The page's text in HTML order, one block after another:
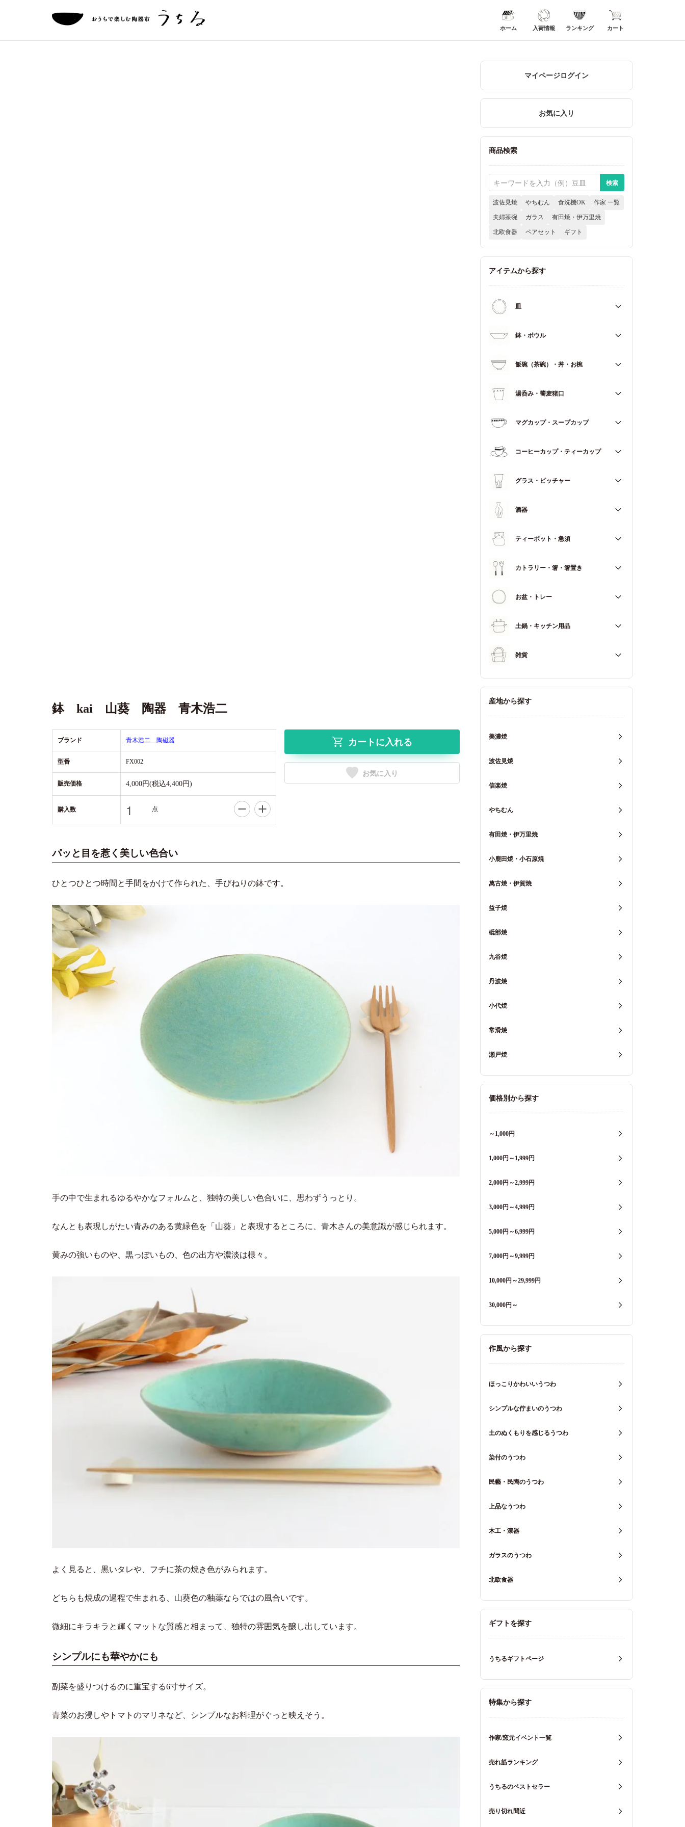
ホーム 入荷情報 ランキング カート
鉢 kai 山葵 陶器 青木浩二
ブランド 青木浩二 陶磁器
型番 FX002
販売価格 4,000円(税込4,400円)
購入数 点
カートに入れる
お気に入り
パッと目を惹く美しい色合い
ひとつひとつ時間と手間をかけて作られた、手びねりの鉢です。
手の中で生まれるゆるやかなフォルムと、独特の美しい色合いに、思わずうっとり。
なんとも表現しがたい青みのある黄緑色を「山葵」と表現するところに、青木さんの美意識が感じられます。
黄みの強いものや、黒っぽいもの、色の出方や濃淡は様々。
よく見ると、黒いタレや、フチに茶の焼き色がみられます。
どちらも焼成の過程で生まれる、山葵色の釉薬ならではの風合いです。
微細にキラキラと輝くマットな質感と相まって、独特の雰囲気を醸し出しています。
シンプルにも華やかにも
副菜を盛りつけるのに重宝する6寸サイズ。
青菜のお浸しやトマトのマリネなど、シンプルなお料理がぐっと映えそう。
マイページログイン
お気に入り
商品検索
波佐見焼 やちむん 食洗機OK 作家 一覧
夫婦茶碗 ガラス 有田焼・伊万里焼
北欧食器 ペアセット ギフト
アイテムから探す
皿
すべて
取皿・中皿（15～20cm）
鉢・ボウル
すべて
中鉢（13～17cm）
飯碗（茶碗）・丼・お椀
すべて
丼（どんぶり）
湯呑み・蕎麦猪口
蕎麦猪口（そばちょこ）
マグカップ・スープカップ
スープカップ
コーヒーカップ・ティーカップ
グラス・ピッチャー
すべて
酒器
お猪口（おちょこ）
ティーポット・急須
カトラリー・箸・箸置き
すべて
箸
お盆・トレー
すべて
土鍋・キッチン用品
すべて
キッチン用品
重箱・弁当箱
雑貨
すべて
産地から探す
美濃焼
波佐見焼
信楽焼
やちむん
有田焼・伊万里焼
小鹿田焼・小石原焼
萬古焼・伊賀焼
益子焼
砥部焼
九谷焼
丹波焼
小代焼
常滑焼
瀬戸焼
価格別から探す
～1,000円
1,000円～1,999円
2,000円～2,999円
3,000円～4,999円
5,000円～6,999円
7,000円～9,999円
10,000円～29,999円
30,000円～
作風から探す
ほっこりかわいいうつわ
シンプルな佇まいのうつわ
土のぬくもりを感じるうつわ
染付のうつわ
民藝・民陶のうつわ
上品なうつわ
木工・漆器
ガラスのうつわ
北欧食器
ギフトを探す
うちるギフトページ
特集から探す
作家/窯元イベント一覧
売れ筋ランキング
うちるのベストセラー
売り切れ間近